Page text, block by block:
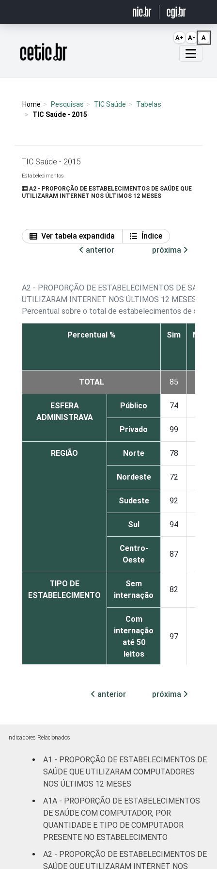
Página inicial
Home Pesquisas TIC Saúde
Tabelas
TIC Saúde - 2015
TIC Saúde - 2015
Estabelecimentos
A2 - PROPORÇÃO DE ESTABELECIMENTOS DE SAÚDE QUE
UTILIZARAM INTERNET NOS ÚLTIMOS 12 MESES
Ver tabela expandida
Índice
anterior
próxima
A2 - PROPORÇÃO DE ESTABELECIMENTOS DE SAÚDE
UTILIZARAM INTERNET NOS ÚLTIMOS 12 MESES
Percentual sobre o total de estabelecimentos de saúde
Percentual % Sim Não
TOTAL 85
ESFERA
ADMINISTRAVA
Público 74
Privado 99
REGIÃO Norte 78
Nordeste 72
Sudeste 92
Sul 94
Centro-
Oeste
87
TIPO DE
ESTABELECIMENTO
Sem
internação
82
Com
internação
até 50
leitos
97
internação,
mais de 50
100
diagnose e
terapia
Interior 82
Dados coletados entre novembro de 2015 e
anterior próxima
Indicadores Relacionados
A1 - PROPORÇÃO DE ESTABELECIMENTOS DE
SAÚDE QUE UTILIZARAM COMPUTADORES
NOS ÚLTIMOS 12 MESES
A1A - PROPORÇÃO DE ESTABELECIMENTOS
DE SAÚDE COM COMPUTADOR, POR
QUANTIDADE E TIPO DE COMPUTADOR
PRESENTE NO ESTABELECIMENTO
A2 - PROPORÇÃO DE ESTABELECIMENTOS DE
SAÚDE QUE UTILIZARAM INTERNET NOS
A+ A- A